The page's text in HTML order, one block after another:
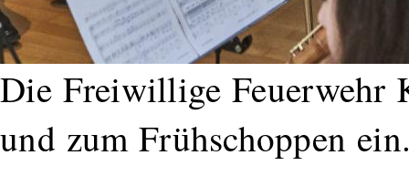
Die Freiwillige Feuerwehr
und zum Frühschoppen